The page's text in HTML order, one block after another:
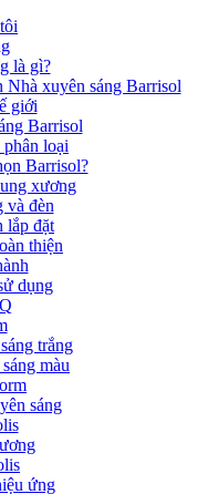
là gì?
Nhà xuyên sáng Barrisol
giới
Barrisol
phân loại
Barrisol?
xương
và đèn
lắp đặt
thiện
dụng
trắng
màu
sáng
ứng